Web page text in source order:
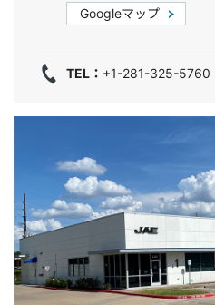
Googleマップ
TEL： +1-281-325-5760